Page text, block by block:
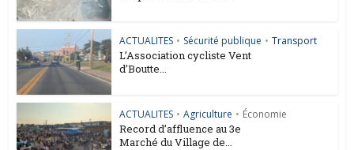
ACTUALITES • Sécurité publique • Transport
L’Association cycliste Vent
d’Boutte...
ACTUALITES • Agriculture • Économie
Record d’affluence au 3e
Marché du Village de...